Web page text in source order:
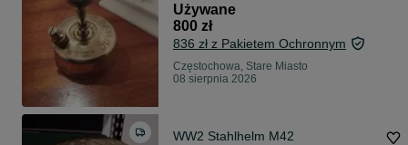
Używane
800 zł
836 zł z Pakietem Ochronnym
Częstochowa, Stare Miasto
08 sierpnia 2026
WW2 Stahlhelm M42